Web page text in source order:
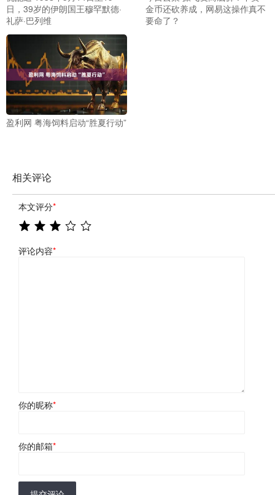
日，39岁的伊朗国王穆罕默德·
礼萨·巴列维
金币还砍养成，网易这操作真不
要命了？
盈利网 粤海饲料启动“胜夏行动”
相关评论
本文评分*
评论内容*
你的昵称*
你的邮箱*